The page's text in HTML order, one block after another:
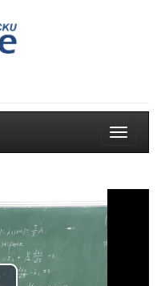
Toggle